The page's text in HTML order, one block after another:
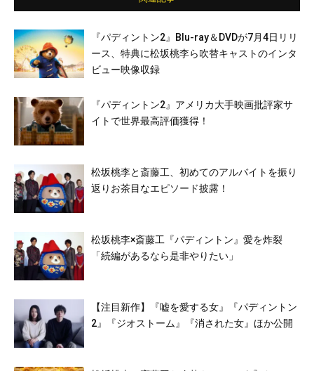
『パディントン2』Blu-ray＆DVDが7月4日リリ
ース、特典に松坂桃李ら吹替キャストのインタ
ビュー映像収録
『パディントン2』アメリカ大手映画批評家サ
イトで世界最高評価獲得！
松坂桃李と斎藤工、初めてのアルバイトを振り
返りお茶目なエピソード披露！
松坂桃李×斎藤工『パディントン』愛を炸裂
「続編があるなら是非やりたい」
【注目新作】『嘘を愛する女』『パディントン
2』『ジオストーム』『消された女』ほか公開